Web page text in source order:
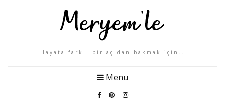
Hayata farklı bir açıdan bakmak için…
Menu